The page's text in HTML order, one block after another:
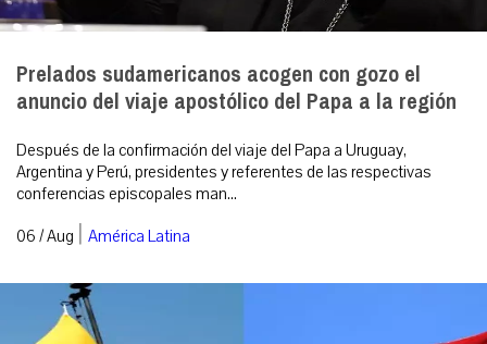
Prelados sudamericanos acogen con gozo el
anuncio del viaje apostólico del Papa a la región
Después de la confirmación del viaje del Papa a Uruguay,
Argentina y Perú, presidentes y referentes de las respectivas
conferencias episcopales man...
06 / Aug | América Latina